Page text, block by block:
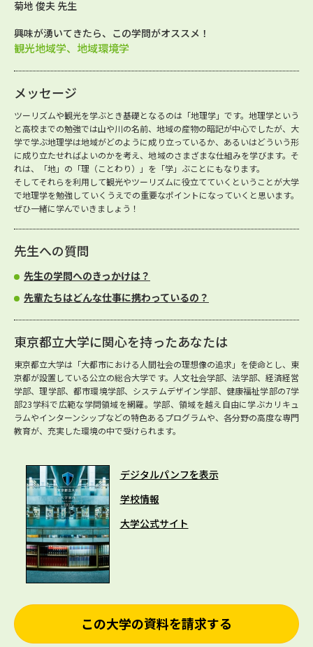
菊地 俊夫 先生
興味が湧いてきたら、この学問がオススメ！
観光地域学、地域環境学
メッセージ
ツーリズムや観光を学ぶとき基礎となるのは「地理学」です。地理学という
と高校までの勉強では山や川の名前、地域の産物の暗記が中心でしたが、大
学で学ぶ地理学は地域がどのように成り立っているか、あるいはどういう形
に成り立たせればよいのかを考え、地域のさまざまな仕組みを学びます。そ
れは、「地」の「理（ことわり）」を「学」ぶことにもなります。
そしてそれらを利用して観光やツーリズムに役立てていくということが大学
で地理学を勉強していくうえでの重要なポイントになっていくと思います。
ぜひ一緒に学んでいきましょう！
先生への質問
先生の学問へのきっかけは？
先輩たちはどんな仕事に携わっているの？
東京都立大学に関心を持ったあなたは
東京都立大学は「大都市における人間社会の理想像の追求」を使命とし、東
京都が設置している公立の総合大学です。人文社会学部、法学部、経済経営
学部、理学部、都市環境学部、システムデザイン学部、健康福祉学部の7学
部23学科で広範な学問領域を網羅。学部、領域を越え自由に学ぶカリキュ
ラムやインターンシップなどの特色あるプログラムや、各分野の高度な専門
教育が、充実した環境の中で受けられます。
デジタルパンフを表示
学校情報
大学公式サイト
この大学の資料を請求する